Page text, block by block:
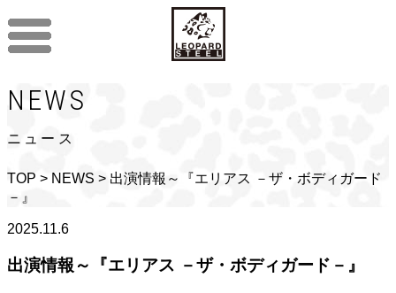
NEWS
ニュース
TOP > NEWS > 出演情報～『エリアス －ザ・ボディガード
－』
2025.11.6
出演情報～『エリアス －ザ・ボディガード－』